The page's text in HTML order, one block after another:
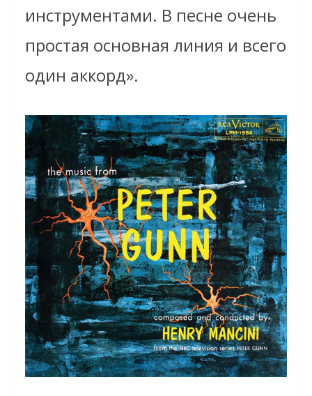
инструментами. В песне очень
простая основная линия и всего
один аккорд».